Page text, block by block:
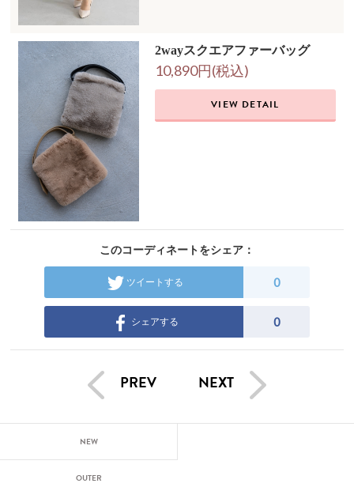
2wayスクエアファーバッグ
10,890円(税込)
VIEW DETAIL
このコーディネートをシェア：
ツイートする 0
シェアする 0
PREV NEXT
NEW
OUTER